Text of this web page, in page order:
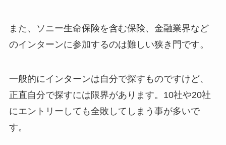
また、ソニー生命保険を含む保険、金融業界など
のインターンに参加するのは難しい狭き門です。
一般的にインターンは自分で探すものですけど、
正直自分で探すには限界があります。10社や20社
にエントリーしても全敗してしまう事が多いで
す。